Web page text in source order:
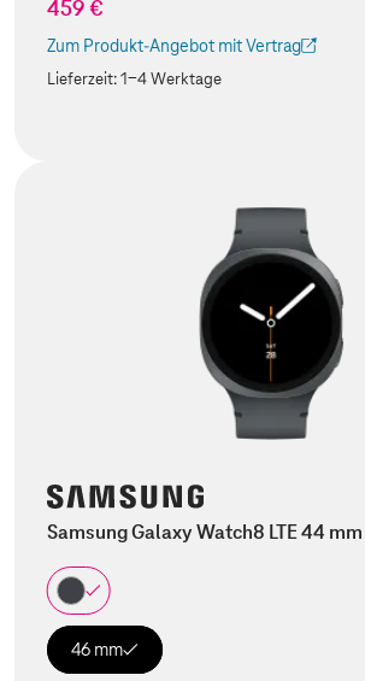
459 €
Zum Produkt-Angebot mit Vertrag
(Der Link wird in einem neuen Tab geöffnet)
Lieferzeit:1-4 Werktage
Samsung Galaxy Watch8 LTE 44 mm
46 mm